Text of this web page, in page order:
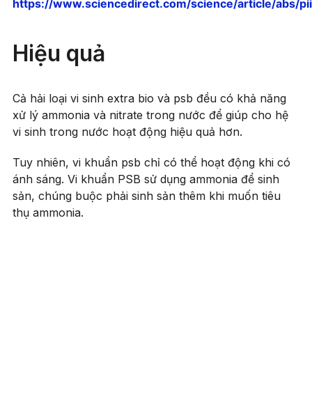
https://www.sciencedirect.com/science/article/abs/
Hiệu quả
Cả hải loại vi sinh extra bio và psb đều có khả năng
xử lý ammonia và nitrate trong nước để giúp cho hệ
vi sinh trong nước hoạt động hiệu quả hơn.
Tuy nhiên, vi khuẩn psb chỉ có thể hoạt động khi có
ánh sáng. Vi khuẩn PSB sử dụng ammonia để sinh
sản, chúng buộc phải sinh sản thêm khi muốn tiêu
thụ ammonia.